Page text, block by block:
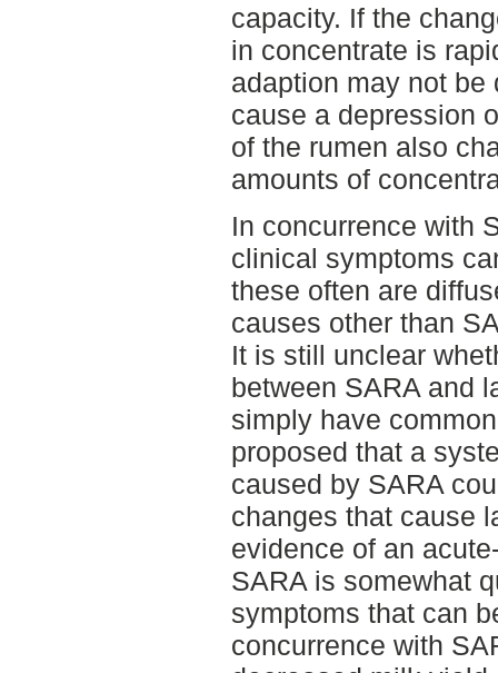
capacity. If the
in concentrate is
adaption may not
cause a depression
of the rumen also
amounts of
In concurrence with
clinical symptoms
these often are
causes other than
It is still unclear
between SARA and
simply have
proposed that a
caused by SARA
changes that cause
evidence of an
SARA is somewhat
symptoms that can
concurrence with